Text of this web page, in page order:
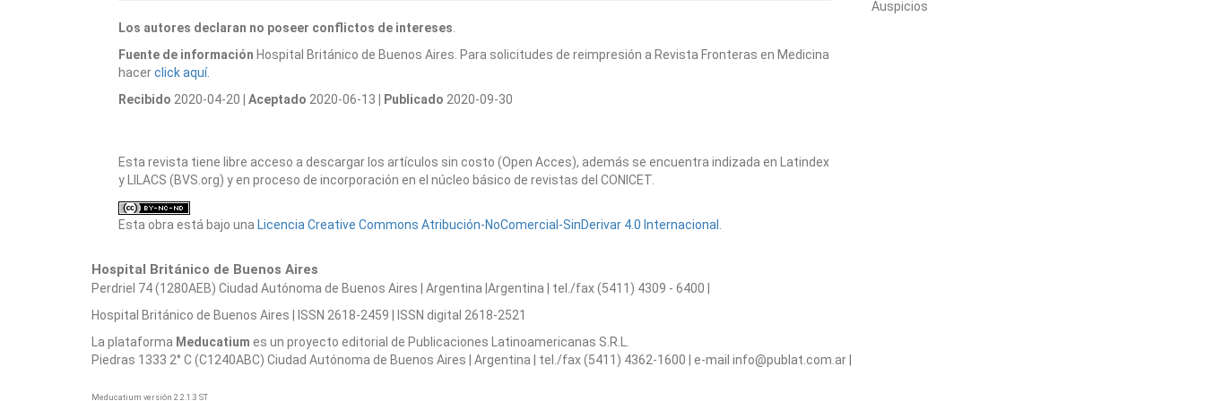
Los autores declaran no poseer conflictos de intereses.
Fuente de información Hospital Británico de Buenos Aires. Para solicitudes de reimpresión a Revista Fronteras en Medicina
hacerclick aquí.
Recibido 2020-04-20 | Aceptado 2020-06-13 | Publicado 2020-09-30
Esta revista tiene libre acceso a descargar los artículos sin costo (Open Acces), además se encuentra indizada en Latindex
y LILACS (BVS.org) y en proceso de incorporación en el núcleo básico de revistas del CONICET.
Esta obra está bajo una Licencia Creative Commons Atribución-NoComercial-SinDerivar 4.0 Internacional .
Auspicios
Hospital Británico de Buenos Aires
Perdriel 74 (1280AEB) Ciudad Autónoma de Buenos Aires | Argentina |Argentina | tel./fax (5411) 4309 - 6400 |
Hospital Británico de Buenos Aires | ISSN 2618-2459 | ISSN digital 2618-2521
La plataforma Meducatium es un proyecto editorial de Publicaciones Latinoamericanas S.R.L.
Piedras 1333 2° C (C1240ABC) Ciudad Autónoma de Buenos Aires | Argentina | tel./fax (5411) 4362-1600 | e-mail info@publat.com.ar |
Meducatium versión 2.2.1.3 ST